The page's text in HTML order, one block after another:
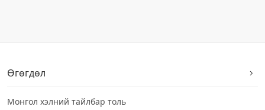
Өгөгдөл
Монгол хэлний тайлбар толь